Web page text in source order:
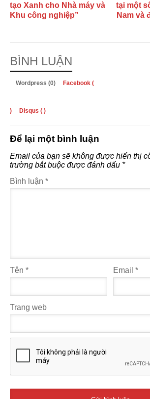
tạo Xanh cho Nhà máy và
Khu công nghiệp”
tại một
Nam và
BÌNH LUẬN
Wordpress (0) Facebook (
) Disqus ( )
Để lại một bình luận
Email của bạn sẽ không được hiển thị
trường bắt buộc được đánh dấu *
Bình luận *
Tên * Email*
Trang web